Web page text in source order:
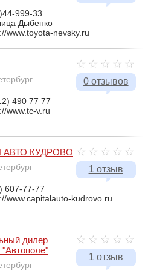
999-33
Дыбенко
www.toyota-nevsky.ru
0 отзывов
490 77 77
www.tc-v.ru
1 отзыв
АВТО КУДРОВО
607-77-77
www.capitalauto-kudrovo.ru
1 отзыв
дилер